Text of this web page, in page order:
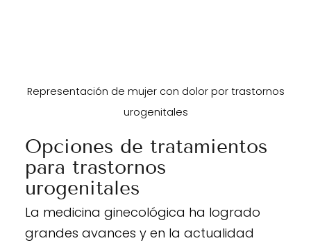
Representación de mujer con dolor por trastornos
urogenitales
Opciones de tratamientos
para trastornos
urogenitales
La medicina ginecológica ha logrado
grandes avances y en la actualidad